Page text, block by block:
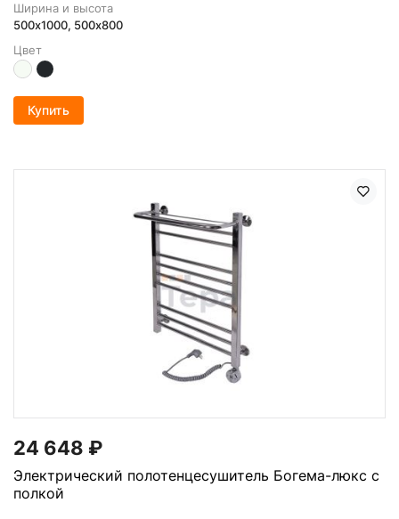
Ширина и высота
500х1000, 500x800
Цвет
Купить
24 648 ₽
Электрический полотенцесушитель Богема-люкс с
полкой